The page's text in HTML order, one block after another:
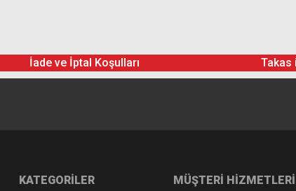
İade ve İptal Koşulları Takas
KATEGORİLER MÜŞTERİ HİZMETLERİ